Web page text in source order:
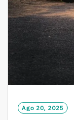
Ago 20, 2025